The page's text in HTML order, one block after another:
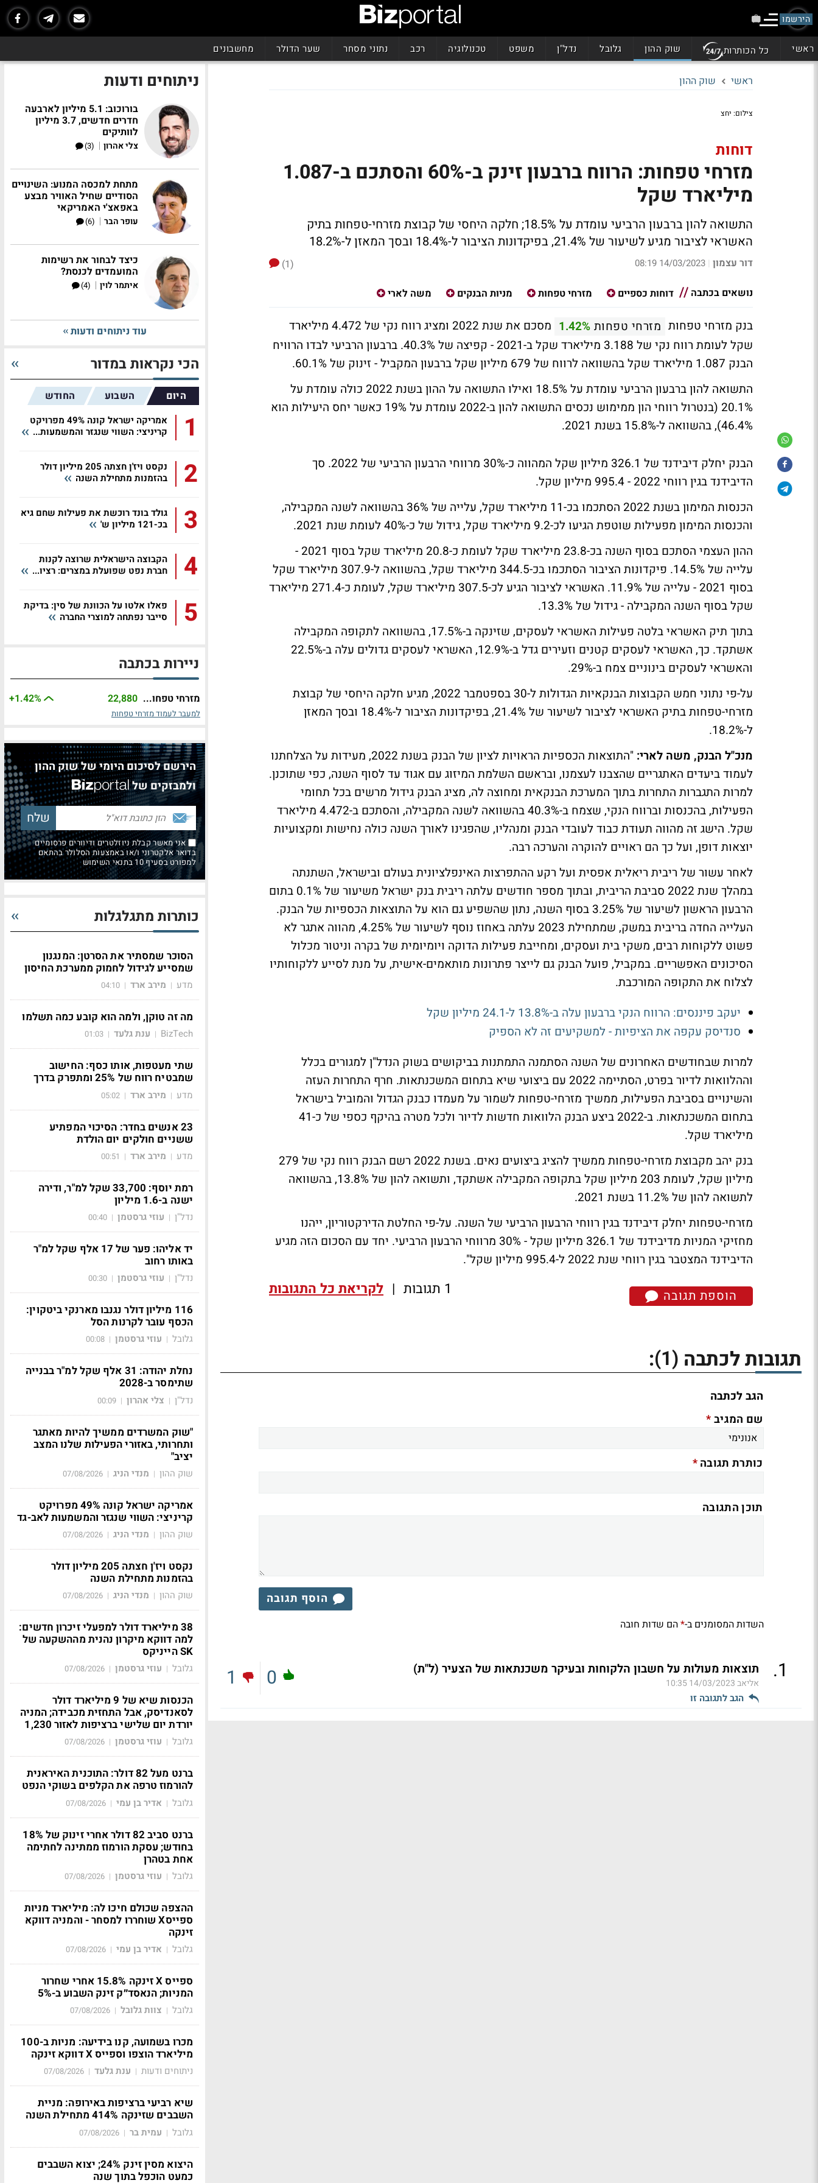
הירשמו
ראשי כל הכותרות שוק ההון גלובל נדל"ן משפט טכנולוגיה רכב נתוני מסחר שער הדולר מחשבונים
ראשי שוק ההון
צילום: יחצ
דוחות
מזרחי טפחות: הרווח ברבעון זינק ב-60% והסתכם ב-1.087
מיליארד שקל
התשואה להון ברבעון הרביעי עומדת על 18.5%; חלקה היחסי של קבוצת מזרחי-טפחות בתיק
האשראי לציבור מגיע לשיעור של 21.4%, בפיקדונות הציבור ל-18.4% ובסך המאזן ל-18.2%
דור עצמון |
14/03/2023 08:19
(1)
נושאים בכתבה
דוחות כספיים מזרחי טפחות מניות הבנקים משה לארי
בנק מזרחי טפחות מזרחי טפחות 1.42%
מסכם את שנת 2022 ומציג רווח נקי של 4.472 מיליארד
שקל לעומת רווח נקי של 3.188 מיליארד שקל ב-2021 - קפיצה של 40.3%. ברבעון הרביעי לבדו הרוויח
הבנק 1.087 מיליארד שקל בהשוואה לרווח של 679 מיליון שקל ברבעון המקביל - זינוק של 60.1%.
התשואה להון ברבעון הרביעי עומדת על 18.5% ואילו התשואה על ההון בשנת 2022 כולה עומדת על
20.1% (בנטרול רווחי הון ממימוש נכסים התשואה להון ב-2022 עומדת על 19% כאשר יחס היעילות הוא
46.4%), בהשוואה ל-15.8% בשנת 2021.
הבנק יחלק דיבידנד של 326.1 מיליון שקל המהווה כ-30% מרווחי הרבעון הרביעי של 2022. סך
הדיבידנד בגין רווחי 2022 - 995.4 מיליון שקל.
הכנסות המימון בשנת 2022 הסתכמו בכ-11 מיליארד שקל, עלייה של 36% בהשוואה לשנה המקבילה,
והכנסות המימון מפעילות שוטפת הגיעו לכ-9.2 מיליארד שקל, גידול של כ-40% לעומת שנת 2021.
ההון העצמי הסתכם בסוף השנה בכ-23.8 מיליארד שקל לעומת כ-20.8 מיליארד שקל בסוף 2021 -
עלייה של 14.5%. פיקדונות הציבור הסתכמו בכ-344.5 מיליארד שקל, בהשוואה ל-307.9 מיליארד שקל
בסוף 2021 - עלייה של 11.9%. האשראי לציבור הגיע לכ-307.5 מיליארד שקל, לעומת כ-271.4 מיליארד
שקל בסוף השנה המקבילה - גידול של 13.3%.
בתוך תיק האשראי בלטה פעילות האשראי לעסקים, שזינקה ב-17.5%, בהשוואה לתקופה המקבילה
אשתקד. כך, האשראי לעסקים קטנים וזעירים גדל ב-12.9%, האשראי לעסקים גדולים עלה ב-22.5%
והאשראי לעסקים בינוניים צמח ב-29%.
על-פי נתוני חמש הקבוצות הבנקאיות הגדולות ל-30 בספטמבר 2022, מגיע חלקה היחסי של קבוצת
מזרחי-טפחות בתיק האשראי לציבור לשיעור של 21.4%, בפיקדונות הציבור ל-18.4% ובסך המאזן
ל-18.2%.
מנכ"ל הבנק, משה לארי:
"התוצאות הכספיות הראויות לציון של הבנק בשנת 2022, מעידות על הצלחתנו
לעמוד ביעדים האתגריים שהצבנו לעצמנו, ובראשם השלמת המיזוג עם אגוד עד לסוף השנה, כפי שתוכנן.
למרות התגברות התחרות בתוך המערכת הבנקאית ומחוצה לה, מציג הבנק גידול מרשים בכל תחומי
הפעילות, בהכנסות וברווח הנקי, שצמח ב-40.3% בהשוואה לשנה המקבילה, והסתכם ב-4.472 מיליארד
שקל. הישג זה מהווה תעודת כבוד לעובדי הבנק ומנהליו, שהפגינו לאורך השנה כולה נחישות ומקצועיות
יוצאות דופן, ועל כך הם ראויים להוקרה והערכה רבה.
לאחר עשור של ריבית ריאלית אפסית ועל רקע ההתפרצות האינפלציונית בעולם ובישראל, השתנתה
במהלך שנת 2022 סביבת הריבית, ובתוך מספר חודשים עלתה ריבית בנק ישראל משיעור של 0.1% בתום
הרבעון הראשון לשיעור של 3.25% בסוף השנה, נתון שהשפיע גם הוא על התוצאות הכספיות של הבנק.
העלייה החדה בריבית במשק, שמתחילת 2023 עלתה באחוז נוסף לשיעור של 4.25%, מהווה אתגר לא
פשוט ללקוחות רבים, משקי בית ועסקים, ומחייבת פעילות הדוקה ויומיומית של בקרה וניטור מכלול
הסיכונים האפשריים. במקביל, פועל הבנק גם לייצר פתרונות מותאמים-אישית, על מנת לסייע ללקוחותיו
לצלוח את התקופה המורכבת.
יעקב פיננסים: הרווח הנקי ברבעון עלה ב-13.8% ל-24.1 מיליון שקל
סנדיסק עקפה את הציפיות - למשקיעים זה לא הספיק
למרות שבחודשים האחרונים של השנה הסתמנה התמתנות בביקושים בשוק הנדל"ן למגורים בכלל
וההלוואות לדיור בפרט, הסתיימה 2022 עם ביצועי שיא בתחום המשכנתאות. חרף התחרות העזה
והשינויים בסביבת הפעילות, ממשיך מזרחי-טפחות לשמור על מעמדו כבנק הגדול והמוביל בישראל
בתחום המשכנתאות. ב-2022 ביצע הבנק הלוואות חדשות לדיור ולכל מטרה בהיקף כספי של כ-41
מיליארד שקל.
בנק יהב מקבוצת מזרחי-טפחות ממשיך להציג ביצועים נאים. בשנת 2022 רשם הבנק רווח נקי של 279
מיליון שקל, לעומת 203 מיליון שקל בתקופה המקבילה אשתקד, ותשואה להון של 13.8%, בהשוואה
לתשואה להון של 11.2% בשנת 2021.
מזרחי-טפחות יחלק דיבידנד בגין רווחי הרבעון הרביעי של השנה. על-פי החלטת הדירקטוריון, ייהנו
מחזיקי המניות מדיבידנד של 326.1 מיליון שקל - 30% מרווחי הרבעון הרביעי. יחד עם הסכום הזה מגיע
הדיבידנד המצטבר בגין רווחי שנת 2022 ל-995.4 מיליון שקל".
הוספת תגובה 1 תגובות | לקריאת כל התגובות
תגובות לכתבה (1)
:
הגב לכתבה
שם המגיב*
כותרת תגובה*
תוכן התגובה
הוסף תגובה
השדות המסומנים ב-*הם שדות חובה
1
. תוצאות מעולות על חשבון הלקוחות ובעיקר משכנתאות של הצעיר (ל"ת)
אליאב14/03/2023 10:35
הגב לתגובה זו
0
1
ניתוחים ודעות
בורוכוב: 5.1 מיליון לארבעה
חדרים חדשים, 3.7 מיליון
לוותיקים
צלי אהרון |
(3)
מתחת למכסה המנוע: השינויים
הסודיים שחיל האוויר מבצע
באפאצ'י האמריקאי
עופר הבר |
(6)
כיצד לבחור את רשימות
המועמדים לכנסת?
איתמר לוין |
(4)
עוד ניתוחים ודעות
הכי נקראות במדור
היום השבוע החודש
1
אמריקה ישראל קונה 49% מפרויקט
קריניצי: השווי שנגזר והמשמעות...
2
נקסט ויז'ן חצתה 205 מיליון דולר
בהזמנות מתחילת השנה
3
גולד בונד רוכשת את פעילות שחם גיא
בכ-121 מיליון ש'
4
הקבוצה הישראלית שרוצה לקנות
חברת נפט שפועלת במצרים: רציו...
5
פאלו אלטו על הכוונת של סין: בדיקת
סייבר נפתחה למוצרי החברה
ניירות בכתבה
מזרחי טפחו... 22,880
+1.42%
למעבר לעמוד מזרחי טפחות
הירשם לסיכום היומי של שוק ההון
ולמבזקים של
אני מאשר קבלת ניוזלטרים ודיוורים פרסומיים
בדואר אלקטרוני ו/או באמצעות הסלולר בהתאם
למפורט בסעיף 10 בתנאי השימוש
כותרות מתגלגלות
הסוכר שמסתיר את הסרטן: המנגנון
שמסייע לגידול לחמוק ממערכת החיסון
מדע | מירב ארד |
04:10
מה זה טוקן, ולמה הוא קובע כמה תשלמו
BizTech
| ענת גלעד |
01:03
שתי מעטפות, אותו כסף: החישוב
שמבטיח רווח של 25% ומתפרק בדרך
מדע | מירב ארד |
05:02
23 אנשים בחדר: הסיכוי המפתיע
ששניים חולקים יום הולדת
מדע | מירב ארד |
00:51
רמת יוסף: 33,700 שקל למ"ר, ודירה
ישנה ב-1.6 מיליון
נדל"ן | עוזי גרסטמן |
00:40
יד אליהו: פער של 17 אלף שקל למ"ר
באותו רחוב
נדל"ן | עוזי גרסטמן |
00:30
116 מיליון דולר נגנבו מארנקי ביטקוין:
הכסף עובר לקרנות הסל
גלובל | עוזי גרסטמן |
00:08
נחלת יהודה: 31 אלף שקל למ"ר בבנייה
שתימסר ב-2028
נדל"ן | צלי אהרון |
00:09
"שוק המשרדים ממשיך להיות מאתגר
ותחרותי, באזורי הפעילות שלנו המצב
יציב"
שוק ההון | מנדי הניג |
07/08/2026
אמריקה ישראל קונה 49% מפרויקט
קריניצי: השווי שנגזר והמשמעות לאב-גד
שוק ההון | מנדי הניג |
07/08/2026
נקסט ויז'ן חצתה 205 מיליון דולר
בהזמנות מתחילת השנה
שוק ההון | מנדי הניג |
07/08/2026
38 מיליארד דולר למפעלי זיכרון חדשים:
למה דווקא מיקרון נהנית מההשקעה של
SK הייניקס
גלובל | עוזי גרסטמן |
07/08/2026
הכנסות שיא של 9 מיליארד דולר
לסאנדיסק, אבל התחזית מכבידה; המניה
יורדת יום שלישי ברציפות לאזור 1,230
גלובל | עוזי גרסטמן |
07/08/2026
ברנט מעל 82 דולר: התוכנית האיראנית
להורמוז טרפה את הקלפים בשוקי הנפט
גלובל | אדיר בן עמי |
07/08/2026
ברנט סביב 82 דולר אחרי זינוק של 18%
בחודש; עסקת הורמוז ממתינה לחתימה
אחת בטהרן
גלובל | עוזי גרסטמן |
07/08/2026
ההצפה שכולם חיכו לה: מיליארד מניות
ספייסX שוחררו למסחר - והמניה דווקא
זינקה
גלובל | אדיר בן עמי |
07/08/2026
ספייס X זינקה 15.8% אחרי שחרור
המניות; הנאסד״ק זינק השבוע ב-5%
גלובל | צוות גלובל |
07/08/2026
מכרו בשמועה, קנו בידיעה: מניות ב-100
מיליארד הוצפו וספייס X דווקא זינקה
ניתוחים ודעות | ענת גלעד |
07/08/2026
שיא רביעי ברציפות באירופה: מניית
השבבים שזינקה 414% מתחילת השנה
גלובל | עמית בר |
07/08/2026
היצוא מסין זינק 24%; יצוא השבבים
כמעט הוכפל בתוך שנה